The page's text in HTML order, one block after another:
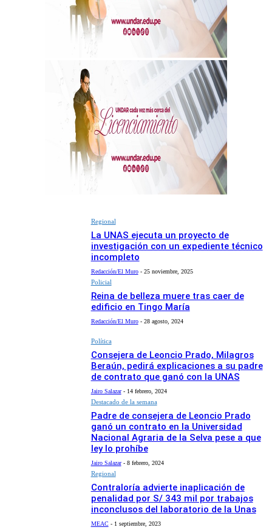
Regional
La UNAS ejecuta un proyecto de
investigación con un expediente técnico
incompleto
Redacción/El Muro - 25 noviembre, 2025
Policial
Reina de belleza muere tras caer de
edificio en Tingo María
Redacción/El Muro - 28 agosto, 2024
Política
Consejera de Leoncio Prado, Milagros
Beraún, pedirá explicaciones a su padre
de contrato que ganó con la UNAS
Jairo Salazar - 14 febrero, 2024
Destacado de la semana
Padre de consejera de Leoncio Prado
ganó un contrato en la Universidad
Nacional Agraria de la Selva pese a que
ley lo prohíbe
Jairo Salazar - 8 febrero, 2024
Regional
Contraloría advierte inaplicación de
penalidad por S/ 343 mil por trabajos
inconclusos del laboratorio de la Unas
MEAC - 1 septiembre, 2023